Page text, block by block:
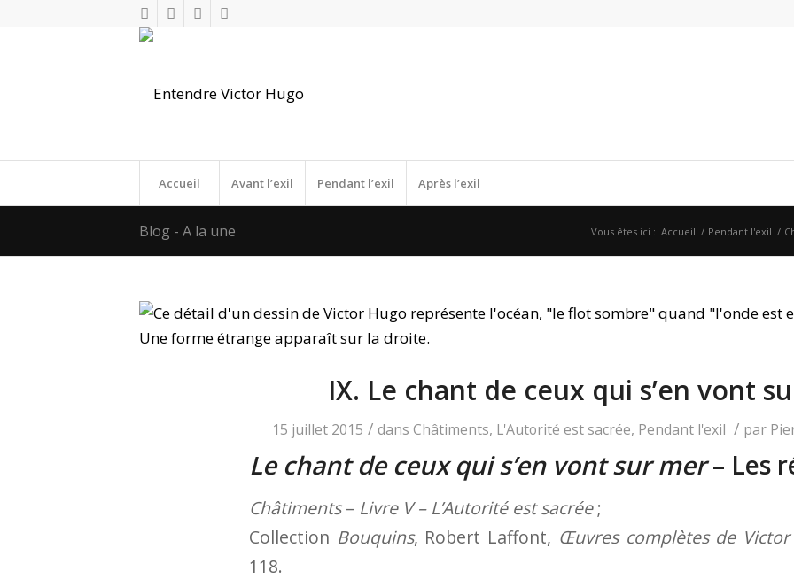
Accueil Avant l’exil Pendant l’exil Après l’exil
Blog - A la une Vous êtes ici : Accueil / Pendant l'exil /
IX. Le chant de ceux qui s’en vont
15 juillet 2015 / dans Châtiments, L'Autorité est sacrée, Pendant l'exil / par
Le chant de ceux qui s’en vont sur mer– Les
Châtiments– Livre V – L’Autorité est sacrée;
Collection Bouquins, Robert Laffont, Œuvres complètes de
118.